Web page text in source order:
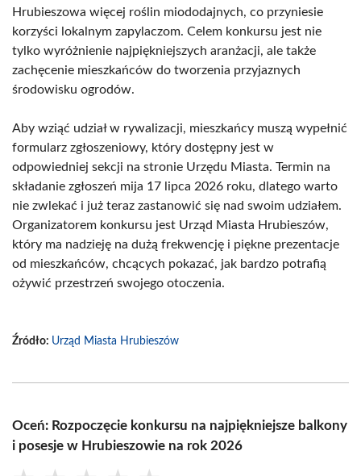
Hrubieszowa więcej roślin miododajnych, co przyniesie
korzyści lokalnym zapylaczom. Celem konkursu jest nie
tylko wyróżnienie najpiękniejszych aranżacji, ale także
zachęcenie mieszkańców do tworzenia przyjaznych
środowisku ogrodów.
Aby wziąć udział w rywalizacji, mieszkańcy muszą wypełnić
formularz zgłoszeniowy, który dostępny jest w
odpowiedniej sekcji na stronie Urzędu Miasta. Termin na
składanie zgłoszeń mija 17 lipca 2026 roku, dlatego warto
nie zwlekać i już teraz zastanowić się nad swoim udziałem.
Organizatorem konkursu jest Urząd Miasta Hrubieszów,
który ma nadzieję na dużą frekwencję i piękne prezentacje
od mieszkańców, chcących pokazać, jak bardzo potrafią
ożywić przestrzeń swojego otoczenia.
Źródło: Urząd Miasta Hrubieszów
Oceń: Rozpoczęcie konkursu na najpiękniejsze balkony
i posesje w Hrubieszowie na rok 2026